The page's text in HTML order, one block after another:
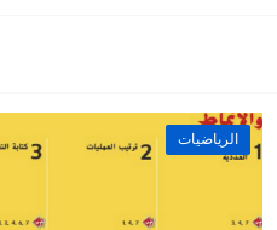
الرياضيات